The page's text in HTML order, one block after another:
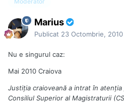
Marius
Publicat 23 Octombrie, 2010
Nu e singurul caz:
Mai 2010 Craiova
Justiţia craioveană a intrat în
Consiliul Superior al Magistraturii